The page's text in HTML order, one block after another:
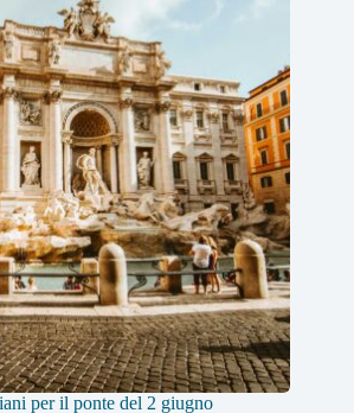
per il ponte del 2 giugno